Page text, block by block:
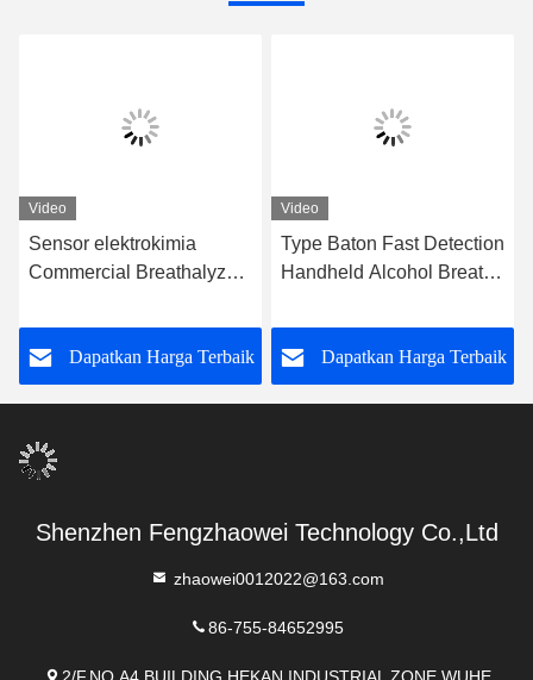
Video
Sensor elektrokimia
Commercial Breathalyzer /
Sensor sel bahan bakar
Dapatkan Harga Terbaik
Video
Type Baton Fast Detection
Handheld Alcohol Breath
Dapatkan Harga Terbaik
Shenzhen Fengzhaowei Technology Co.,Ltd
zhaowei0012022@163.com
86-755-84652995